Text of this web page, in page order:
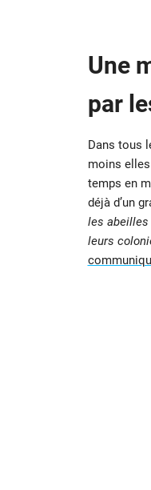
Une
par
Dans tous
moins
temps en
déjà d’un
les abeilles
leurs